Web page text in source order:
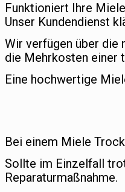
Funktioniert Ihre
Unser Kundendienst
Wir verfügen über die
die Mehrkosten einer
Eine hochwertige
Bei einem Miele
Sollte im Einzelfall
Reparaturmaßnahme.